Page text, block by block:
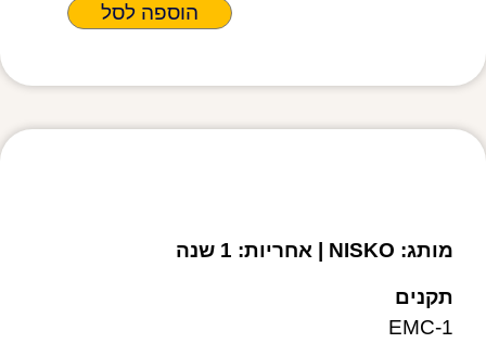
הוספה לסל
מותג: NISKO | אחריות: 1 שנה
תקנים
EMC-1